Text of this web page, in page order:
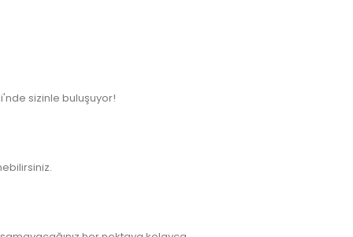
sizinle buluşuyor!